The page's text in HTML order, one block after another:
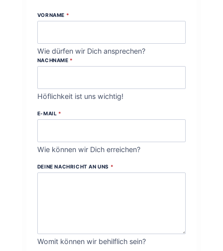
VORNAME *
Wie dürfen wir Dich ansprechen?
NACHNAME *
Höflichkeit ist uns wichtig!
E-MAIL *
Wie können wir Dich erreichen?
DEINE NACHRICHT AN UNS *
Womit können wir behilflich sein?